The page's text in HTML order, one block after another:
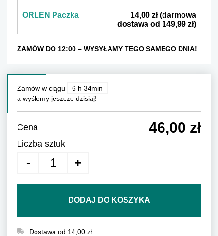
ORLEN Paczka 14,00 zł(darmowa
dostawa od 149,99 zł)
ZAMÓW DO 12:00 – WYSYŁAMY TEGO SAMEGO DNIA!
Zamów w ciągu
6 h 34min
a wyślemy jeszcze dzisiaj!
Cena 46,00 zł
Liczba sztuk
DODAJ DO KOSZYKA
Dostawa od 14,00 zł